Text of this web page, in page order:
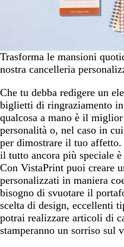
Trasforma le mansioni
nostra cancelleria
Che tu debba redigere un
biglietti di ringraziamento
qualcosa a mano è il
personalità o, nel caso in
per dimostrare il tuo affetto.
il tutto ancora più speciale
Con VistaPrint puoi creare
personalizzati in maniera
bisogno di svuotare il
scelta di design, eccellenti
potrai realizzare articoli di
stamperanno un sorriso